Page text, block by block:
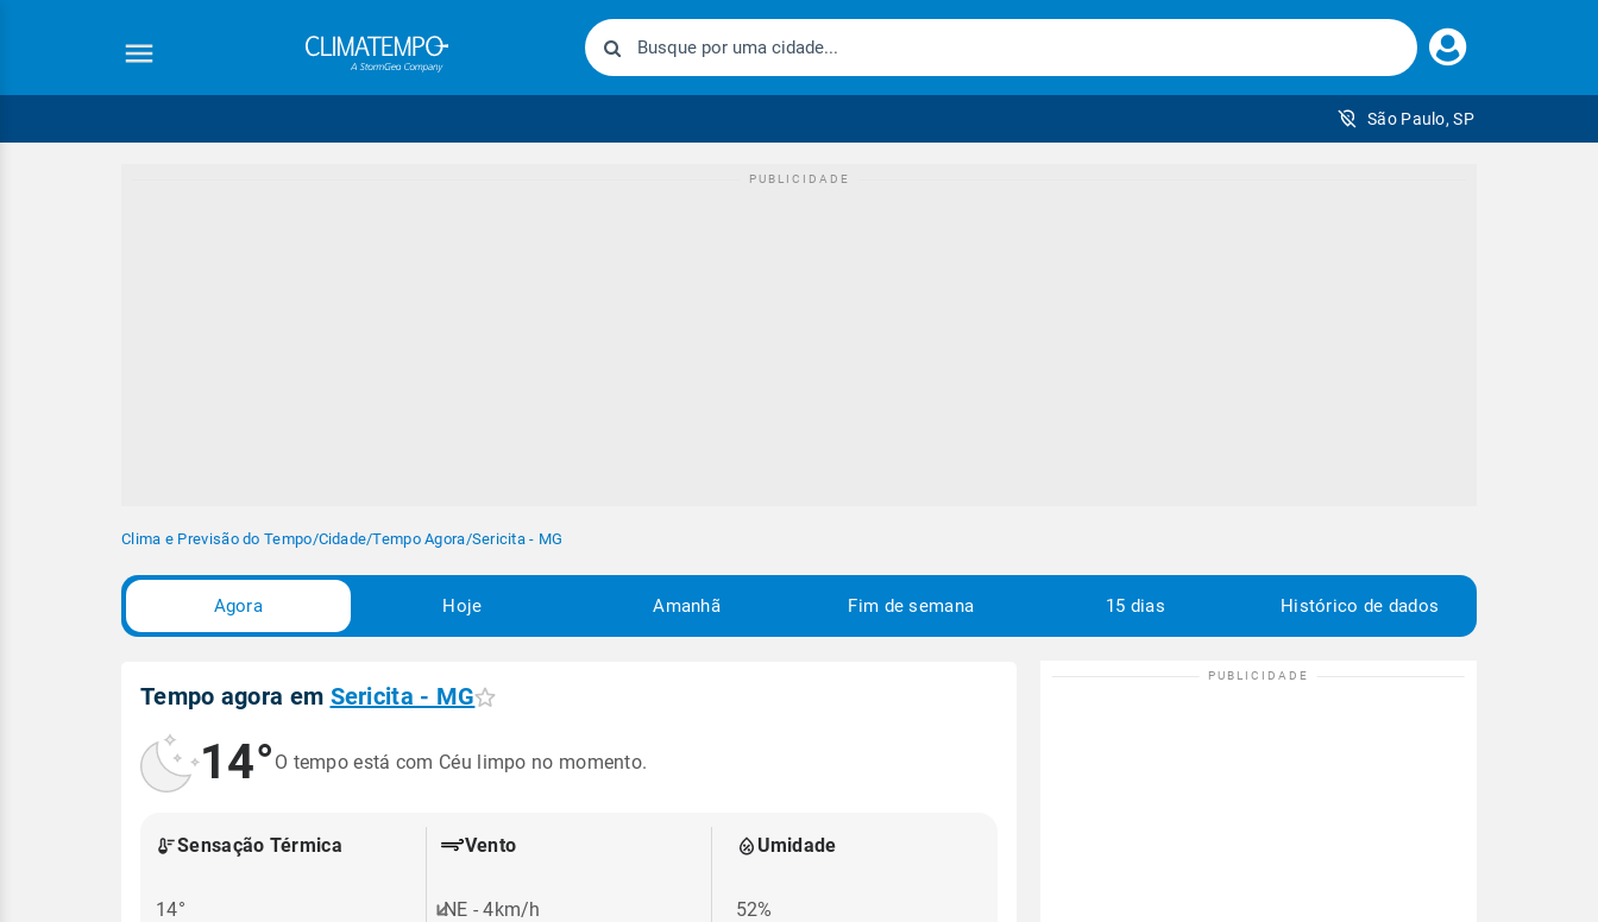
Faça
seu
São Paulo, SP
Clima e Previsão do Tempo/Cidade/Tempo Agora/Sericita - MG
Agora Hoje Amanhã Fim de semana 15 dias Histórico de dados
Tempo agora em Sericita - MG
14° O tempo está com Céu limpo no momento.
Sensação Térmica
14°
Vento
NE - 4km/h
Umidade
52%